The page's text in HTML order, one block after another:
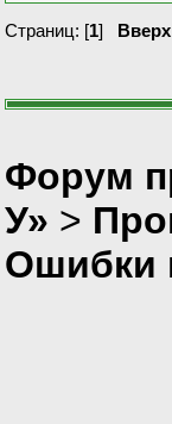
Страниц: [1] Вверх
Форум
У» >
Ошибки